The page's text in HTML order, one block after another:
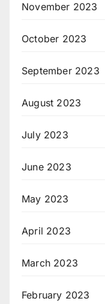
November 2023
October 2023
September 2023
August 2023
July 2023
June 2023
May 2023
April 2023
March 2023
February 2023